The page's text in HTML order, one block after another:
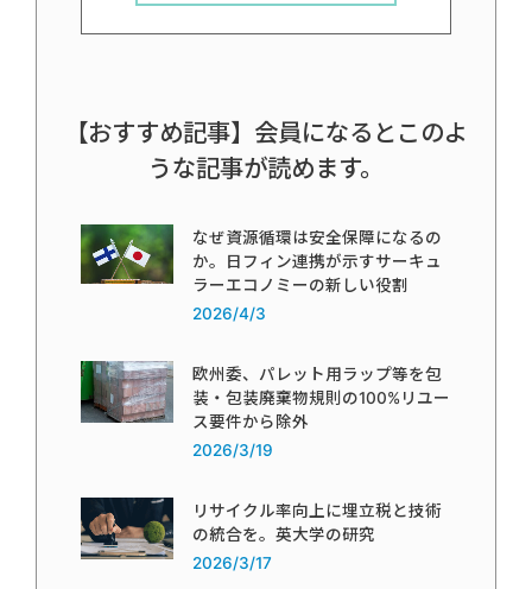
【おすすめ記事】会員になるとこのよ
うな記事が読めます。
なぜ資源循環は安全保障になるの
か。日フィン連携が示すサーキュ
ラーエコノミーの新しい役割
2026/4/3
欧州委、パレット用ラップ等を包
装・包装廃棄物規則の100%リユー
ス要件から除外
2026/3/19
リサイクル率向上に埋立税と技術
の統合を。英大学の研究
2026/3/17